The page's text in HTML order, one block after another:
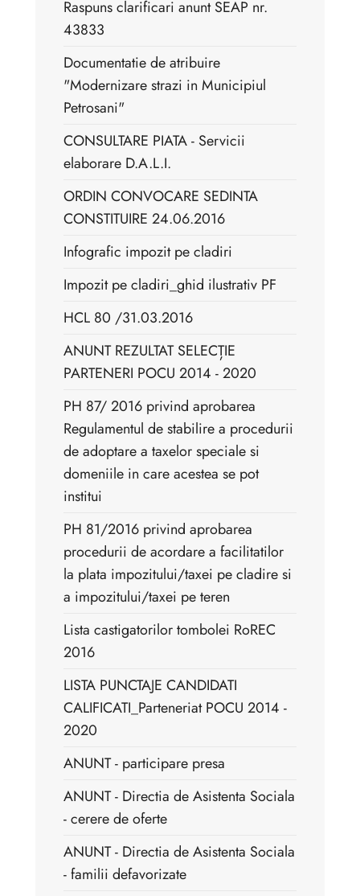
Raspuns clarificari anunt SEAP nr.
43833
Documentatie de atribuire
"Modernizare strazi in Municipiul
Petrosani"
CONSULTARE PIATA - Servicii
elaborare D.A.L.I.
ORDIN CONVOCARE SEDINTA
CONSTITUIRE 24.06.2016
Infografic impozit pe cladiri
Impozit pe cladiri_ghid ilustrativ PF
HCL 80 /31.03.2016
ANUNT REZULTAT SELECȚIE
PARTENERI POCU 2014 - 2020
PH 87/ 2016 privind aprobarea
Regulamentul de stabilire a procedurii
de adoptare a taxelor speciale si
domeniile in care acestea se pot
institui
PH 81/2016 privind aprobarea
procedurii de acordare a facilitatilor
la plata impozitului/taxei pe cladire si
a impozitului/taxei pe teren
Lista castigatorilor tombolei RoREC
2016
LISTA PUNCTAJE CANDIDATI
CALIFICATI_Parteneriat POCU 2014 -
2020
ANUNT - participare presa
ANUNT - Directia de Asistenta Sociala
- cerere de oferte
ANUNT - Directia de Asistenta Sociala
- familii defavorizate